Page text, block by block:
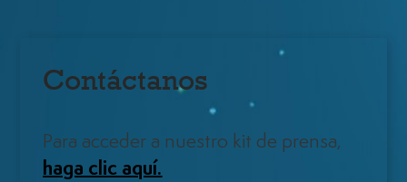
Contáctanos
Para acceder a nuestro kit de prensa,
haga clic aquí.